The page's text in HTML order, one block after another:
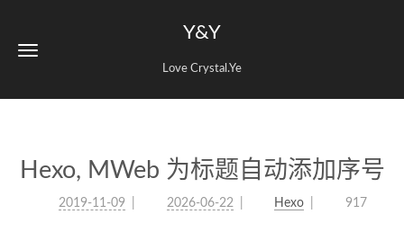
Y&Y
Love Crystal.Ye
Hexo, MWeb 为标题自动添加序号
2019-11-09 2026-06-22 Hexo 917